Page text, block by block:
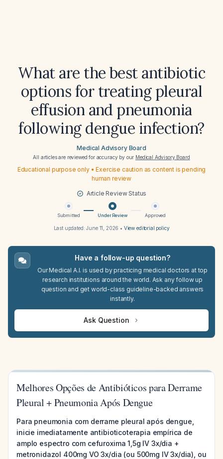
What are the best antibiotic
options for treating pleural
effusion and pneumonia
following dengue infection?
Medical Advisory Board
All articles are reviewed for accuracy by our Medical Advisory Board
Educational purpose only • Exercise caution as content is pending
human review
Article Review Status
Submitted Under Review Approved
Last updated:June 11, 2026 • View editorial policy
Have a follow-up question?
Our Medical A.I. is used by practicing medical doctors at top
research institutions around the world. Ask any follow up
question and get world-class guideline-backed answers
instantly.
Ask Question
Melhores Opções de Antibióticos para Derrame
Pleural + Pneumonia Após Dengue
Para pneumonia com derrame pleural após dengue,
inicie imediatamente antibioticoterapia empírica de
amplo espectro com cefuroxima 1,5g IV 3x/dia +
metronidazol 400mg VO 3x/dia (ou 500mg IV 3x/dia), ou